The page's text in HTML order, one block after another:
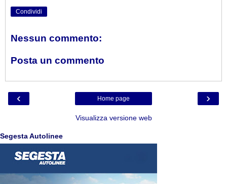
Condividi
Nessun commento:
Posta un commento
‹ ›
Home page
Visualizza versione web
Segesta Autolinee